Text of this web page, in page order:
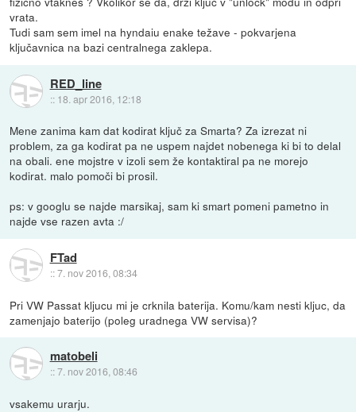
vrata.
Tudi sam sem imel na hyndaiu enake težave - pokvarjena
ključavnica na bazi centralnega zaklepa.
RED_line
:: 18. apr 2016, 12:18
Mene zanima kam dat kodirat ključ za Smarta? Za izrezat ni
problem, za ga kodirat pa ne uspem najdet nobenega ki bi to delal
na obali. ene mojstre v izoli sem že kontaktiral pa ne morejo
kodirat. malo pomoči bi prosil.
ps: v googlu se najde marsikaj, sam ki smart pomeni pametno in
najde vse razen avta :/
FTad
::7. nov 2016, 08:34
Pri VW Passat kljucu mi je crknila baterija. Komu/kam nesti kljuc, da
zamenjajo baterijo (poleg uradnega VW servisa)?
matobeli
::7. nov 2016, 08:46
vsakemu urarju.